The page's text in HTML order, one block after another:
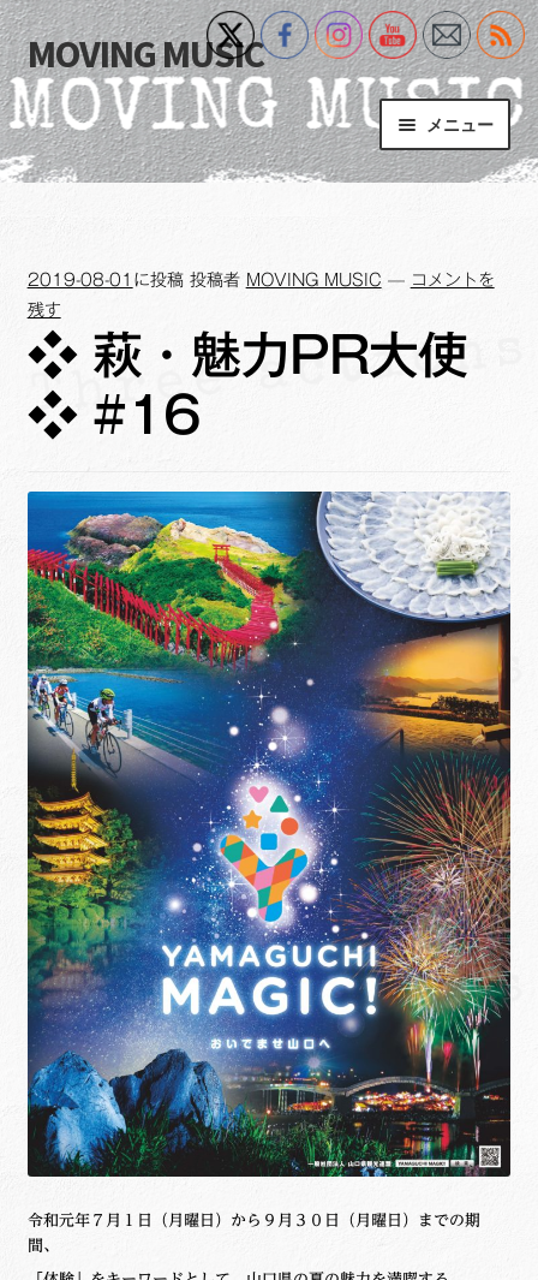
ナ
ビ
ゲ
ー
シ
ス
キ
ッ
プ
コ
ン
テ
ン
ツ
ッ
プ
MOVING MUSIC
メニュー
Home
ブ
What’s New
Blog
+MM Online Video Platform
メ
ニ
ュ
ー
を
展
フォトギャラリー
サ
ブ
メ
ニ
ュ
ー
を
展
開
Links
サ
ブ
メ
ニ
ュ
ー
を
展
開
せたがや生涯現役ネットワーク
サ
ブ
メ
ニ
ュ
ー
を
展
開
萩・魅力PR大使
サ
ブ
メ
ニ
ュ
ー
を
展
開
出演希望/お問い合わせフォーム
Contact
2019-08-01 に投稿 投稿者 MOVING MUSIC — コメントを
残す
❖ 萩・魅力PR大使
❖ #16
令和元年７月１日（月曜日）から９月３０日（月曜日）までの期
間、